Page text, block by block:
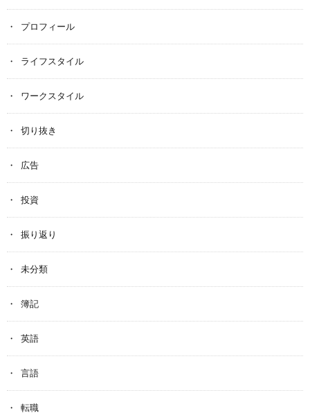
プロフィール
ライフスタイル
ワークスタイル
切り抜き
広告
投資
振り返り
未分類
簿記
英語
言語
転職